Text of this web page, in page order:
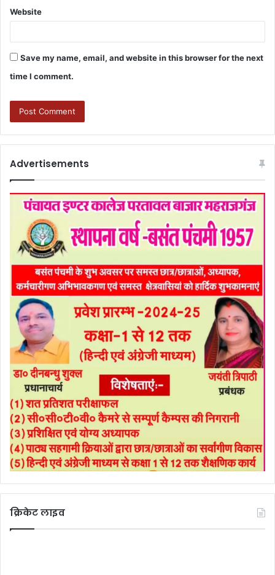
Website
Save my name, email, and website in this browser for the next
time I comment.
Advertisements
क्रिकेट लाइव